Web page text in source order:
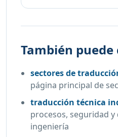
También
sectores de
página principal de
traducción técnica
procesos, seguridad
ingeniería